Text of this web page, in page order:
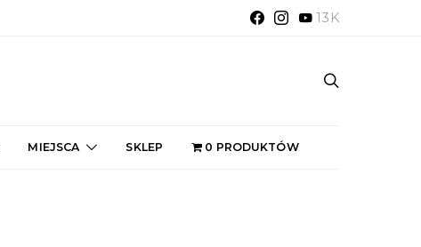
13K
MIEJSCA SKLEP 0 PRODUKTÓW